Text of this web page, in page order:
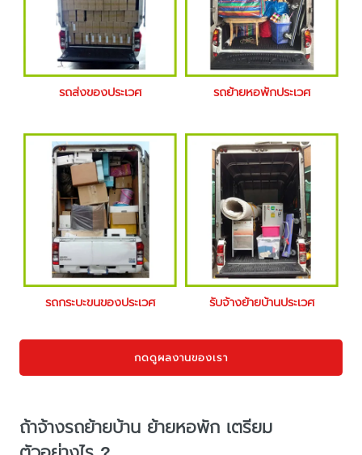
รถส่งของประเวศ รถย้ายหอพักประเวศ
รถกระบะขนของประเวศ รับจ้างย้ายบ้านประเวศ
กดดูผลงานของเรา
ถ้าจ้างรถย้ายบ้าน ย้ายหอพัก เตรียม